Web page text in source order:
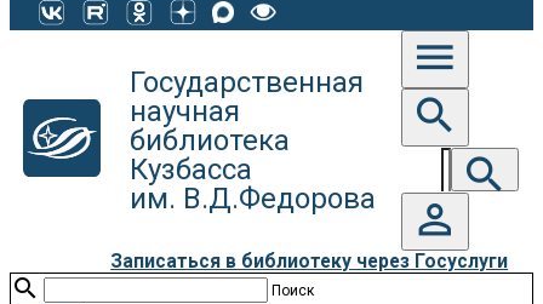
Государственная
научная
библиотека
Кузбасса
им. В.Д.Федорова
menu
search
search
person_outline
Записаться в библиотеку через Госуслуги
search Поиск